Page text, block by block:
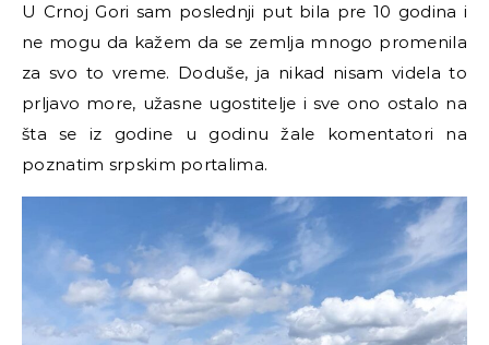
U Crnoj Gori sam poslednji put bila pre 10 godina i
ne mogu da kažem da se zemlja mnogo promenila
za svo to vreme. Doduše, ja nikad nisam videla to
prljavo more, užasne ugostitelje i sve ono ostalo na
šta se iz godine u godinu žale komentatori na
poznatim srpskim portalima.